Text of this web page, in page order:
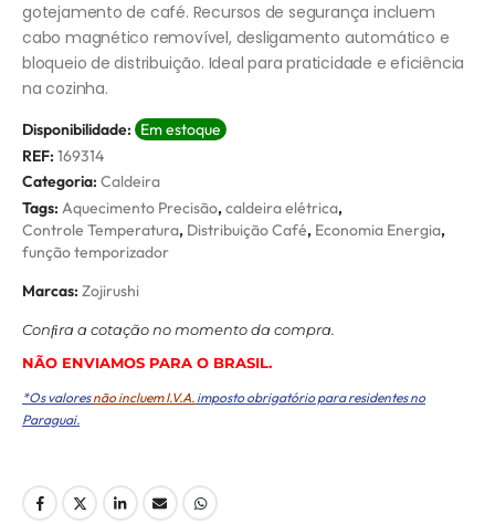
gotejamento de café. Recursos de segurança incluem
cabo magnético removível, desligamento automático e
bloqueio de distribuição. Ideal para praticidade e eficiência
na cozinha.
Disponibilidade: Em estoque
REF: 169314
Categoria: Caldeira
Tags: Aquecimento Precisão,caldeira elétrica,
Controle Temperatura, Distribuição Café, Economia Energia,
função temporizador
Marcas: Zojirushi
Conﬁra a cotação no momento da compra.
NÃO ENVIAMOS PARA O BRASIL.
*Os valoresnão incluem I.V.A. imposto obrigatório para residentes no
Paraguai.